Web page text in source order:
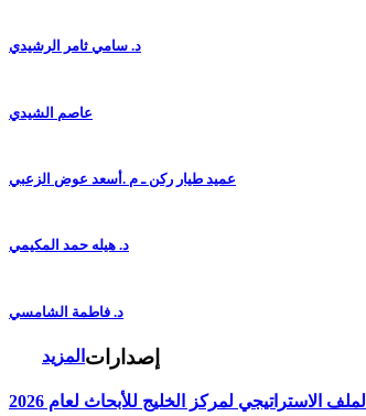
د. سامي ثامر الرشيدي
عاصم الشيدي
عميد طيار ركن ـ م .أسعد عوض الزعبي
د. هيله حمد المكيمي
د. فاطمة الشامسي
المزيد إصدارات
الملف الاستراتيجي لمركز الخليج للأبحاث لعام 2026